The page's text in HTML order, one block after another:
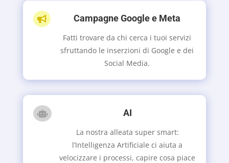
 Campagne Google e Meta
Fatti trovare da chi cerca i tuoi servizi
sfruttando le inserzioni di Google e dei
Social Media.
 AI
La nostra alleata super smart:
l’Intelligenza Artificiale ci aiuta a
velocizzare i processi, capire cosa piace